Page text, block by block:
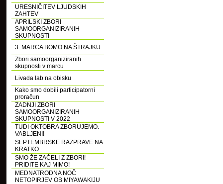
URESNIČITEV LJUDSKIH
ZAHTEV
APRILSKI ZBORI
SAMOORGANIZIRANIH
SKUPNOSTI
3. MARCA BOMO NA ŠTRAJKU
Zbori samoorganiziranih
skupnosti v marcu
Livada lab na obisku
Kako smo dobili participatorni
proračun
ZADNJI ZBORI
SAMOORGANIZIRANIH
SKUPNOSTI V 2022
TUDI OKTOBRA ZBORUJEMO.
VABLJENI!
SEPTEMBRSKE RAZPRAVE NA
KRATKO
SMO ŽE ZAČELI Z ZBORI!
PRIDITE KAJ MIMO!
MEDNATRODNA NOČ
NETOPIRJEV OB MIYAWAKIJU